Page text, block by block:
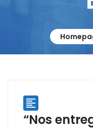
Columnistas
Contacto

“Nos